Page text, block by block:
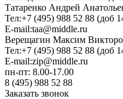
Татаренко Андрей
Тел:+7 (495) 988 52 88 (доб
E-mail:taa@middle.ru
Верещагин Максим
Тел:+7 (495) 988 52 88 (доб
E-mail:zip@middle.ru
пн-пт: 8.00-17.00
8 (495) 988 52 88
Заказать звонок